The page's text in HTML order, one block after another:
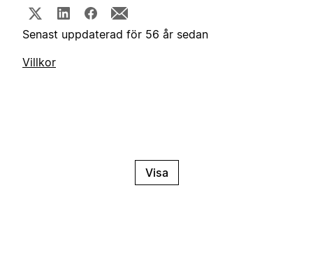
Senast uppdaterad för 56 år sedan
Villkor
Visa